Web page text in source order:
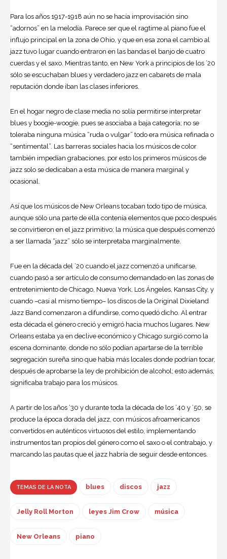
Para los años 1917-1918 aún no se hacía improvisación sino
“adornos” en la melodía. Parece ser que el ragtime al piano fue el
influjo principal en la zona de Ohio, y que en esa zona el cambio al
jazz tuvo lugar cuando entraron en las bandas el banjo de cuatro
cuerdas y el saxo. Mientras tanto, en New York a principios de los ’20
sólo se escuchaban blues y verdadero jazz en cabarets de mala
reputación donde iban las clases inferiores.
En el hogar negro de clase media no solía permitirse interpretar
blues y boogie-woogie, pues se asociaba a baja categoría; no se
toleraba ninguna música “ruda o vulgar” todo era música refinada o
“sentimental”. Las barreras sociales hacia los músicos de color
también impedían grabaciones, por esto los primeros músicos de
jazz solo se dedicaban a esta música de manera marginal y
ocasional.
Así que los músicos de New Orleans tocaban todo tipo de música,
aunque sólo una parte de ella contenía elementos que poco después
se convirtieron en el jazz primitivo; la música que después comenzó
a ser llamada “jazz” sólo se interpretaba marginalmente.
Fue en la década del ’20 cuando el jazz comenzó a unificarse,
cuando pasó a ser artículo de consumo demandado en las zonas de
entretenimiento de Chicago, Nueva York, Los Ángeles, Kansas City, y
cuando –casi al mismo tiempo– los discos de la Original Dixieland
Jazz Band comenzaron a difundirse, como quedó dicho. Al entrar
esta década el género creció y emigró hacia muchos lugares. New
Orleans estaba ya en declive económico y Chicago surgió como la
escena dominante, donde no sólo podían apartarse de la terrible
segregación sureña sino que había más locales donde podrían tocar,
después de aprobarse la ley de prohibición de alcohol; esto además,
significaba trabajo para los músicos.
A partir de los años ’30 y durante toda la década de los ’40 y ’50, se
produce la época dorada del jazz, con músicos afroamericanos
convertidos en auténticos virtuosos del estilo, implementando
instrumentos tan propios del género como el saxo o el contrabajo, y
marcando las pautas que el jazz habría de seguir desde entonces.
TEMAS DE LA NOTA blues discos jazz
Jelly Roll Morton leyes Jim Crow música
New Orleans piano